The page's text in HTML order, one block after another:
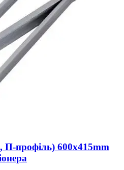
профіль) 600x415mm